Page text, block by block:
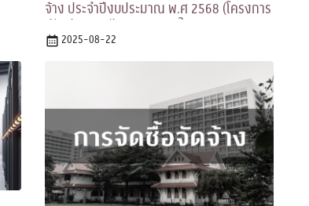
จ้าง ประจำปีงบประมาณ พ.ศ 2568 (โครงการ
ปรับปรุงสถาปัตยกรรมภายในและงานระบบ
อาคารสำราญราษฏร์บริรักษ์ ฯ)
2025-08-22